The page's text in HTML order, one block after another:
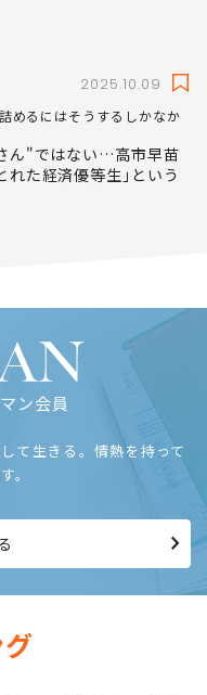
2025.10.09
めるにはそうするしかなか
ん"ではない…高市早苗
れた経済優等生｣という
ン会員
て生きる。情熱を持って
。